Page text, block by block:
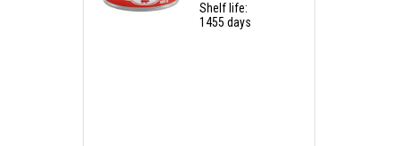
Shelf life:
1455 days